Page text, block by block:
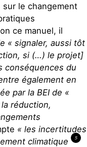
sur le changement
ce manuel, il
« signaler, aussi tôt
si (…) le projet]
conséquences du
également en
par la BEI de «
réduction,
« les incertitudes
climatique
5